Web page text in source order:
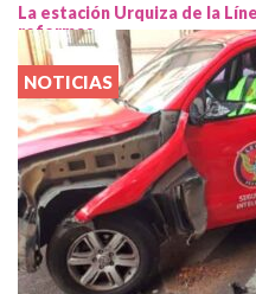
La estación Urquiza de la
reformas
NOTICIAS